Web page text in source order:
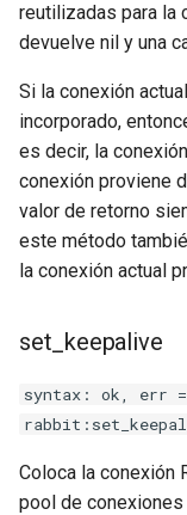
stream-lua
stream-upsync
sts
substitutions
teslagov-jwt
testcookie
reutilizadas para la
devuelve nil y una
Si la conexión
incorporado,
es decir, la
conexión proviene
valor de retorno
este método
la conexión actual
set_keepalive
syntax: ok, err =
Coloca la conexión
pool de